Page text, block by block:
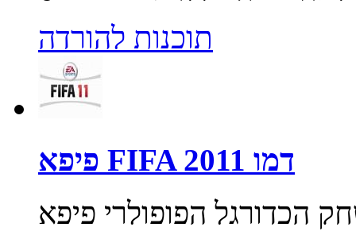
תוכנות להורדה
פיפא FIFA 2011 דמו